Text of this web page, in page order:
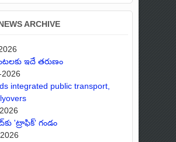
ARCHIVE
ఇదే తరుణం
integrated public transport,
'ట్రాఫిక్' గండం